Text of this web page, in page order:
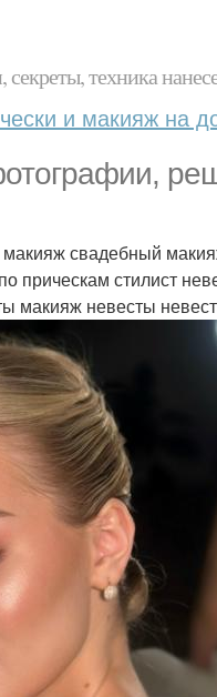
техника
и макияж на
свадебный
прическам стилист
макияж невесты